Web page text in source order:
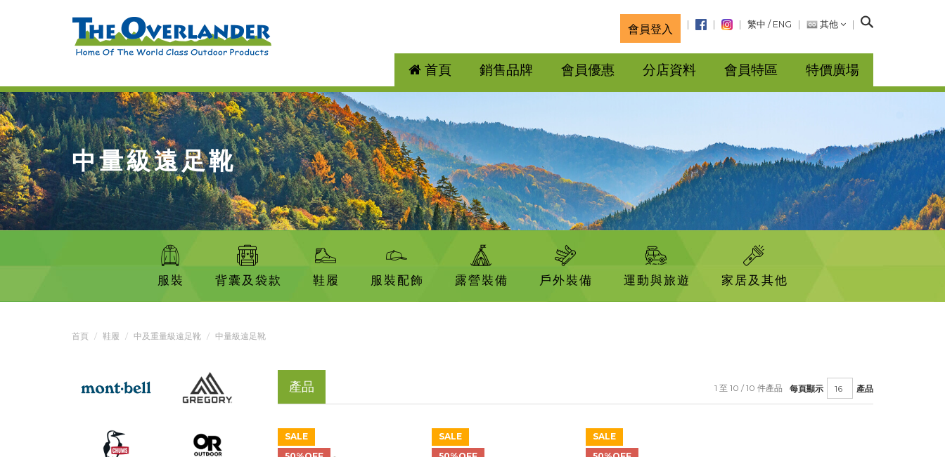
會員登入 繁中 / ENG 其他
搜
首頁 銷售品牌 會員優惠 分店資料 會員特區 特價廣場
中量級遠足靴
服裝 背囊及袋款 鞋履 服裝配飾 露營裝備 戶外裝備 運動與旅遊 家居及其他
首頁 鞋履 中及重量級遠足靴 中量級遠足靴
產品 每頁顯示 產品
1 至 10 / 10 件產品
SALE
SALE
SALE